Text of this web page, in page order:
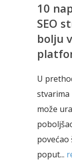
10
SEO
bolju
U
stvarima
može
povećao
poput...